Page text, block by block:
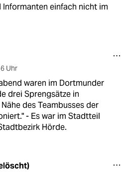
Informanten einfach nicht im
Uhr
waren im Dortmunder
drei Sprengsätze in
des Teambusses der
- Es war im Stadtteil
Hörde.